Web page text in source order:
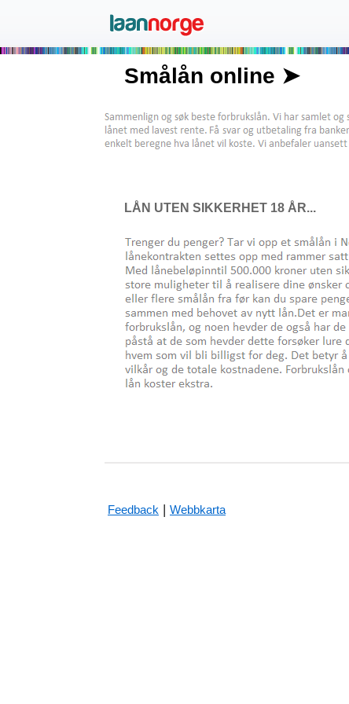
Smålån online ➤
LÅN UTEN SIKKERHET 18 ÅR...
Feedback | Webbkarta